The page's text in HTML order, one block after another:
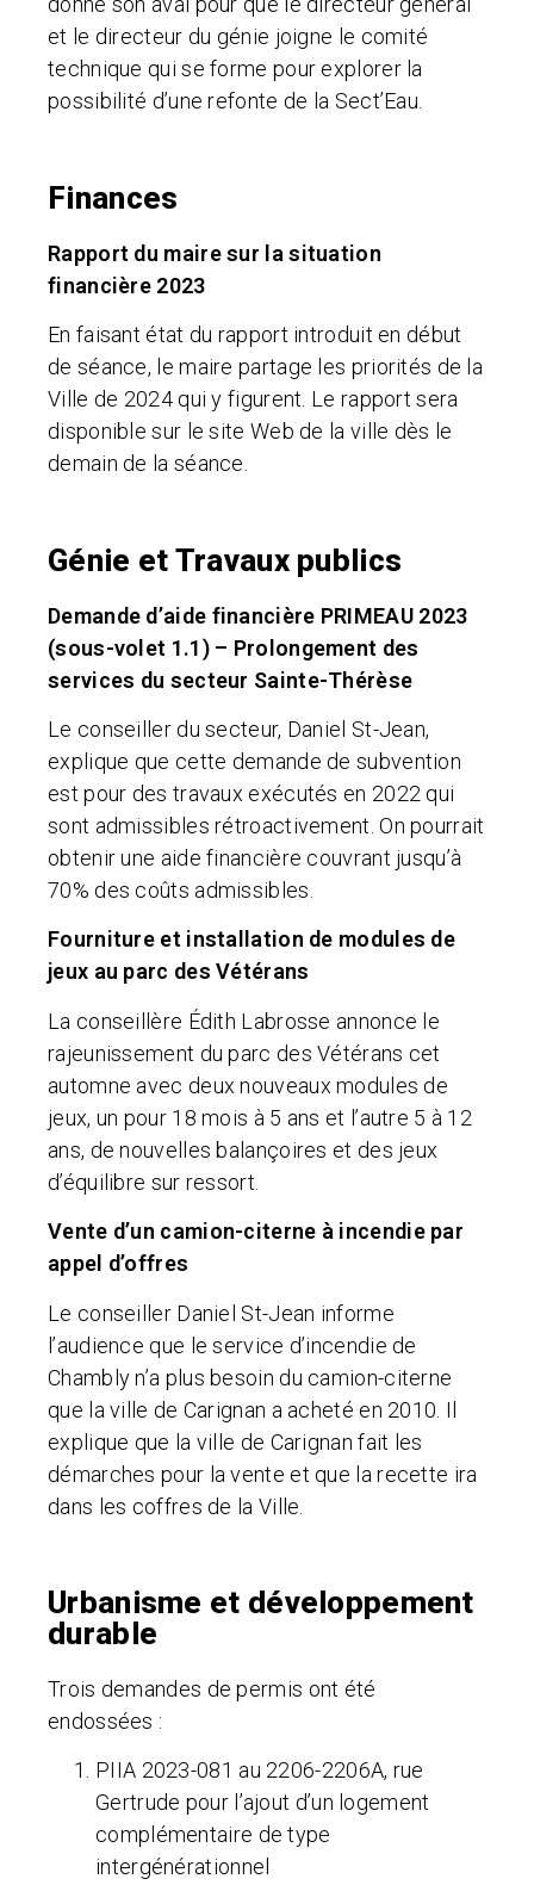
et le directeur du génie joigne le comité
technique qui se forme pour explorer la
possibilité d’une refonte de la Sect’Eau.
Finances
Rapport du maire sur la situation
financière 2023
En faisant état du rapport introduit en début
de séance, le maire partage les priorités de la
Ville de 2024 qui y figurent. Le rapport sera
disponible sur le site Web de la ville dès le
demain de la séance.
Génie et Travaux publics
Demande d’aide financière PRIMEAU 2023
(sous-volet 1.1) – Prolongement des
services du secteur Sainte-Thérèse
Le conseiller du secteur, Daniel St-Jean,
explique que cette demande de subvention
est pour des travaux exécutés en 2022 qui
sont admissibles rétroactivement. On pourrait
obtenir une aide financière couvrant jusqu’à
70% des coûts admissibles.
Fourniture et installation de modules de
jeux au parc des Vétérans
La conseillère Édith Labrosse annonce le
rajeunissement du parc des Vétérans cet
automne avec deux nouveaux modules de
jeux, un pour 18 mois à 5 ans et l’autre 5 à 12
ans, de nouvelles balançoires et des jeux
d’équilibre sur ressort.
Vente d’un camion-citerne à incendie par
appel d’offres
Le conseiller Daniel St-Jean informe
l’audience que le service d’incendie de
Chambly n’a plus besoin du camion-citerne
que la ville de Carignan a acheté en 2010. Il
explique que la ville de Carignan fait les
démarches pour la vente et que la recette ira
dans les coffres de la Ville.
Urbanisme et développement
durable
Trois demandes de permis ont été
endossées :
PIIA 2023-081 au 2206-2206A, rue
Gertrude pour l’ajout d’un logement
complémentaire de type
intergénérationnel